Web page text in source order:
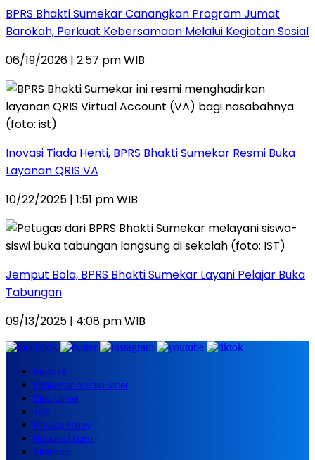
BPRS Bhakti Sumekar Canangkan Program Jumat
Barokah, Perkuat Kebersamaan Melalui Kegiatan Sosial
06/19/2026 | 2:57 pm WIB
Inovasi Tiada Henti, BPRS Bhakti Sumekar Resmi Buka
Layanan QRIS VA
10/22/2025 | 1:51 pm WIB
Jemput Bola, BPRS Bhakti Sumekar Layani Pelajar Buka
Tabungan
09/13/2025 | 4:08 pm WIB
Redaksi
Pedoman Media Siber
Disclaimer
TOS
Privacy Policy
Hubungi Kami
Sitemap